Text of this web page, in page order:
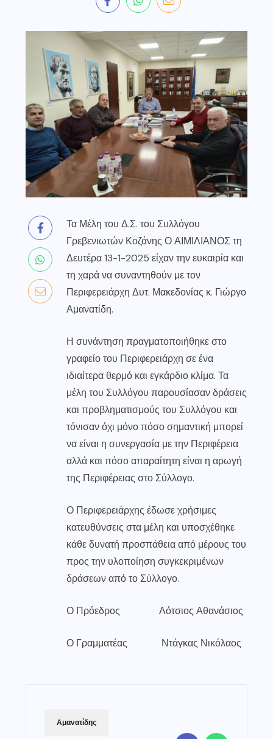
Τα Μέλη του Δ.Σ. του Συλλόγου
Γρεβενιωτών Κοζάνης Ο ΑΙΜΙΛΙΑΝΟΣ τη
Δευτέρα 13-1-2025 είχαν την ευκαιρία και
τη χαρά να συναντηθούν με τον
Περιφερειάρχη Δυτ. Μακεδονίας κ. Γιώργο
Αμανατίδη.
Η συνάντηση πραγματοποιήθηκε στο
γραφείο του Περιφερειάρχη σε ένα
ιδιαίτερα θερμό και εγκάρδιο κλίμα. Τα
μέλη του Συλλόγου παρουσίασαν δράσεις
και προβληματισμούς του Συλλόγου και
τόνισαν όχι μόνο πόσο σημαντική μπορεί
να είναι η συνεργασία με την Περιφέρεια
αλλά και πόσο απαραίτητη είναι η αρωγή
της Περιφέρειας στο Σύλλογο.
Ο Περιφερειάρχης έδωσε χρήσιμες
κατευθύνσεις στα μέλη και υποσχέθηκε
κάθε δυνατή προσπάθεια από μέρους του
προς την υλοποίηση συγκεκριμένων
δράσεων από το Σύλλογο.
Ο Πρόεδρος Λότσιος Αθανάσιος
Ο Γραμματέας Ντάγκας Νικόλαος
Αμανατίδης